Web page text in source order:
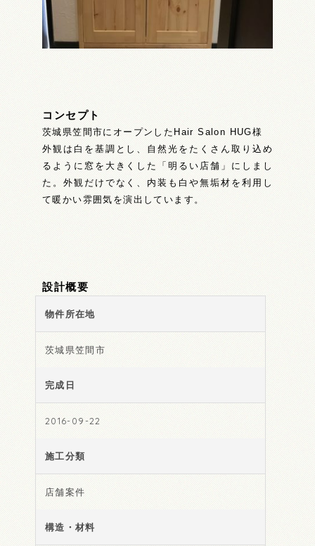
コンセプト
茨城県笠間市にオープンしたHair Salon HUG様
外観は白を基調とし、自然光をたくさん取り込め
るように窓を大きくした「明るい店舗」にしまし
た。外観だけでなく、内装も白や無垢材を利用し
て暖かい雰囲気を演出しています。
設計概要
物件所在地
茨城県笠間市
完成日
2016-09-22
施工分類
店舗案件
構造・材料